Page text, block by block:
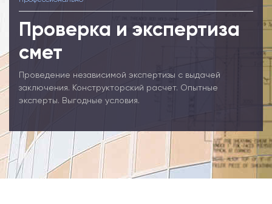
Проверка и экспертиза
смет
Проведение независимой экспертизы с выдачей
заключения. Конструкторский расчет. Опытные
эксперты. Выгодные условия.